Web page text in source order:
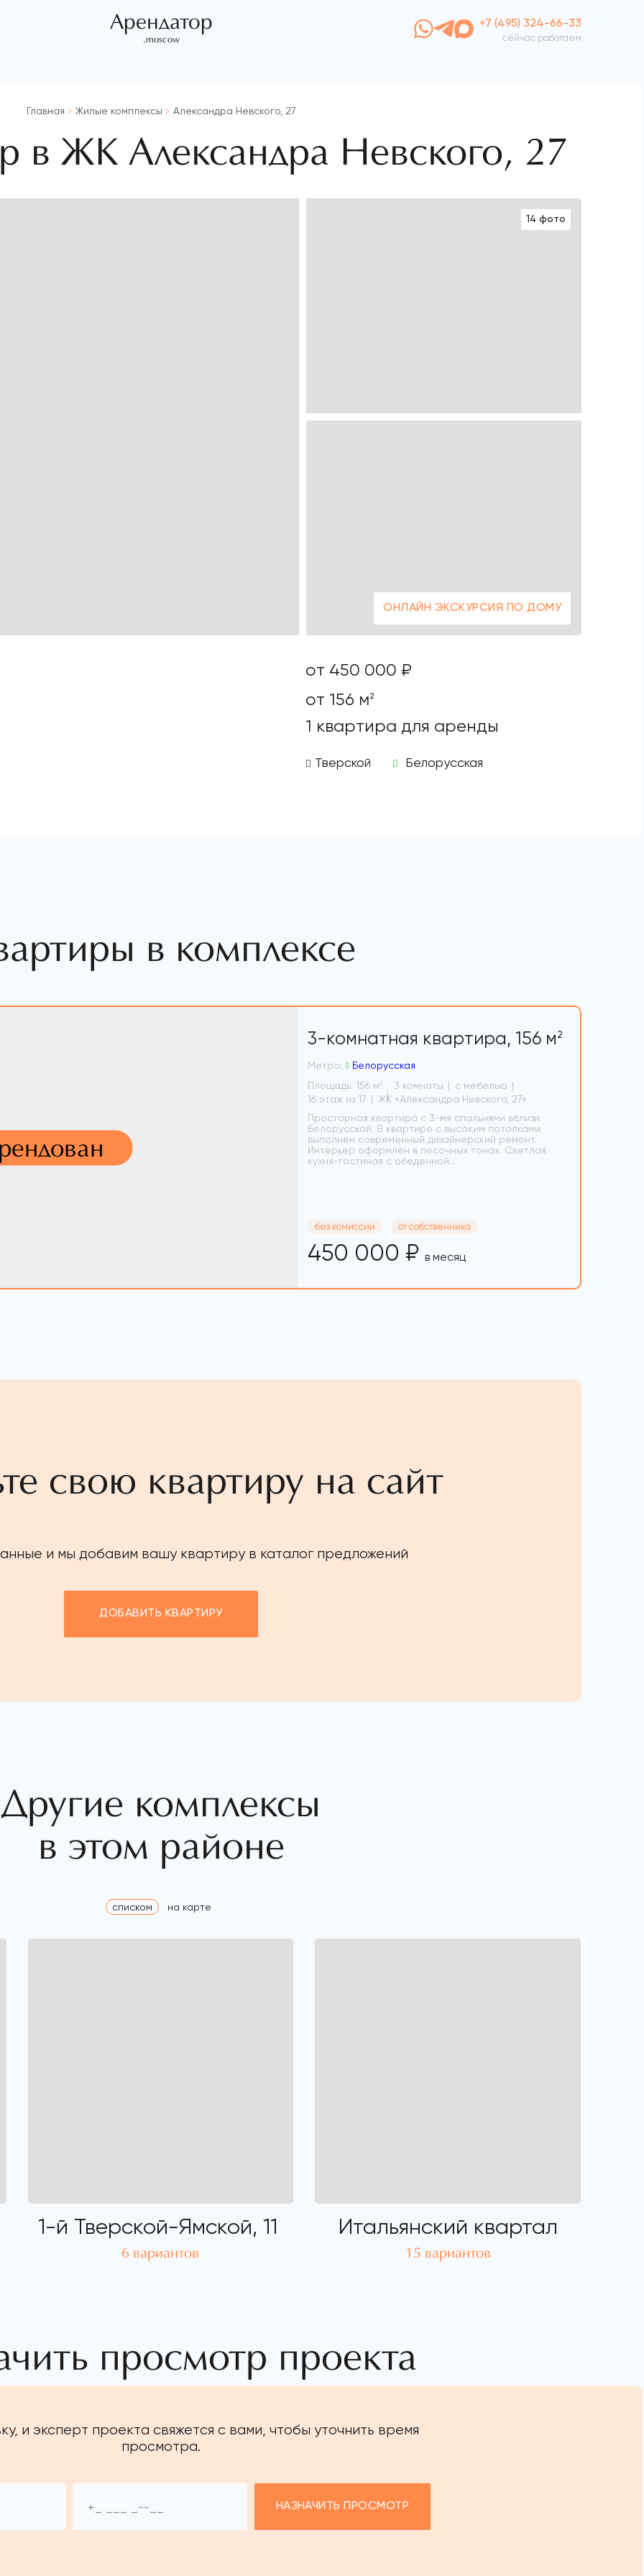
Арендатор
.moscow
+7 (495) 324-66-33
сейчас работаем
Главная Жилые комплексы Александра Невского, 27
в ЖК Александра Невского, 27
14 фото
ОНЛАЙН ЭКСКУРСИЯ ПО ДОМУ
от 450 000 ₽
от 156 м2
1 квартира для аренды
Тверской Белорусская
в комплексе
3-комнатная квартира, 156 м 2
Метро:
Белорусская
Площадь: 156 м 2 3 комнаты
с мебелью
16 этаж из 17
ЖК «Александра Невского, 27»
Просторная квартира с 3-мя спальнями вблизи
Белорусской. В квартире с высоким потолками
выполнен современный дизайнерский ремонт.
Интерьер оформлен в песочных тонах. Светлая
кухня-гостиная с обеденной...
без комиссии от собственника
450 000 ₽ в месяц
свою квартиру на сайт
и мы добавим вашу квартиру в каталог предложений
ДОБАВИТЬ КВАРТИРУ
Другие комплексы
в этом районе
списком на карте
1-й Тверской-Ямской, 11
6 вариантов
Итальянский квартал
15 вариантов
просмотр проекта
и эксперт проекта свяжется с вами, чтобы уточнить время
просмотра.
НАЗНАЧИТЬ ПРОСМОТР